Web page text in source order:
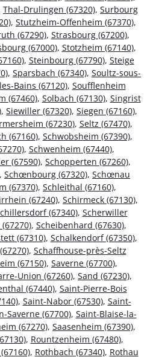
Thal-Drulingen (67320), Surbourg
, Stutzheim-Offenheim (67370),
(67290), Strasbourg (67200),
(67000), Stotzheim (67140),
, Steinbourg (67790), Steige
, Sparsbach (67340), Soultz-sous-
Bains (67120), Soufflenheim
(67460), Solbach (67130), Singrist
, Siewiller (67320), Siegen (67160),
(67230), Seltz (67470),
(67160), Schwobsheim (67390),
, Schwenheim (67440),
(67590), Schopperten (67260),
, Schœnbourg (67320), Schœnau
(67370), Schleithal (67160),
(67240), Schirmeck (67130),
(67340), Scherwiller
, Scheibenhard (67630),
(67310), Schalkendorf (67350),
, Schaffhouse-près-Seltz
(67150), Saverne (67700),
Union (67260), Sand (67230),
(67440), Saint-Pierre-Bois
, Saint-Nabor (67530), Saint-
Saverne (67700), Saint-Blaise-la-
(67270), Saasenheim (67390),
, Rountzenheim (67480),
, Rothbach (67340), Rothau